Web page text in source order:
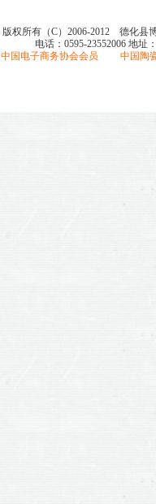
版权所有（C）2006-2012 德化县
电话：0595-23552006 地址
中国电子商务协会会员 中国陶